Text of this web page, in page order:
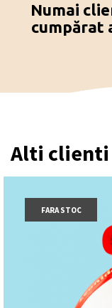
Numai
cumpărat
Alti clienti
FARA STOC